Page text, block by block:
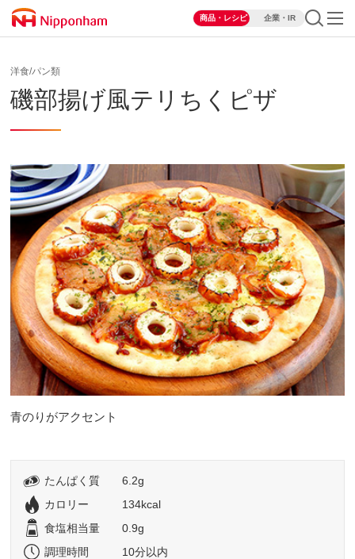
商品・レシピ 企業・IR
洋食/パン類
磯部揚げ風テリちくピザ
青のりがアクセント
たんぱく質
6.2g
カロリー
134kcal
食塩相当量
0.9g
調理時間
10分以内